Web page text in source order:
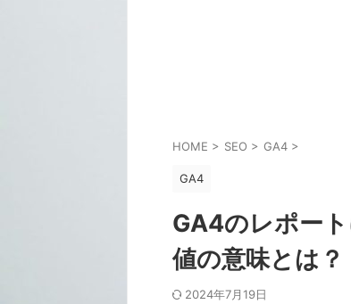
HOME > SEO > GA4 >
GA4
GA4のレポー
値の意味とは？
2024年7月19日